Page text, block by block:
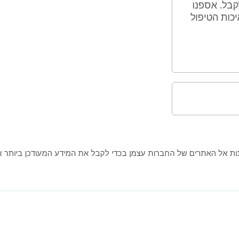
אספנו
הטיפול
אל האתרים של החברות עצמן בכדי לקבל את המידע המעודכן ביותר